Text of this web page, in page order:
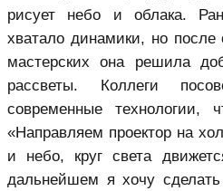
рисует небо и облака.
хватало динамики, но
мастерских она решила
рассветы. Коллеги
современные технологии,
«Направляем проектор на
и небо, круг света
дальнейшем я хочу